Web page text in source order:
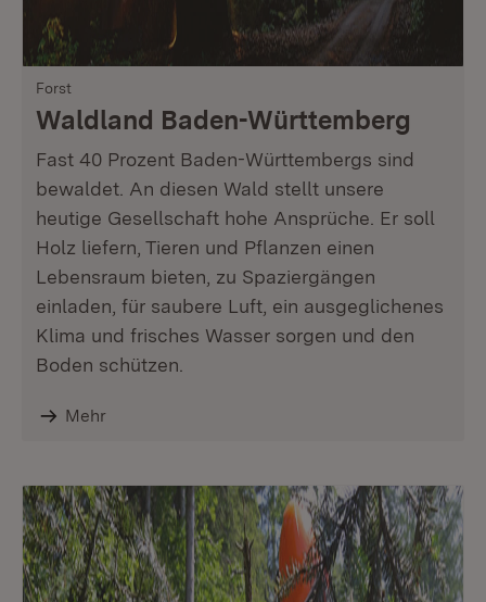
Forst
Waldland Baden-Württemberg
Fast 40 Prozent Baden-Württembergs sind
bewaldet. An diesen Wald stellt unsere
heutige Gesellschaft hohe Ansprüche. Er soll
Holz liefern, Tieren und Pflanzen einen
Lebensraum bieten, zu Spaziergängen
einladen, für saubere Luft, ein ausgeglichenes
Klima und frisches Wasser sorgen und den
Boden schützen.
Mehr